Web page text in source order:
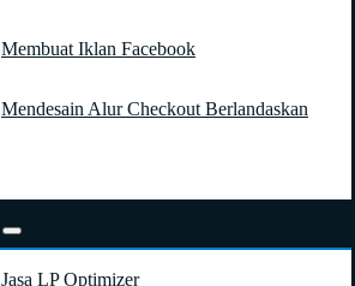
Membuat Iklan Facebook
Mendesain Alur Checkout Berlandaskan
Jasa LP Optimizer